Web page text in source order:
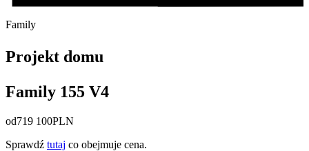
Family
Projekt domu
Family 155 V4
od719 100PLN
Sprawdź tutaj co obejmuje cena.